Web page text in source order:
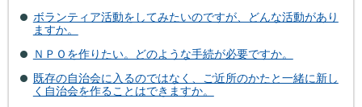
ボランティア活動をしてみたいのですが、どんな活動があり
ますか。
ＮＰＯを作りたい。どのような手続が必要ですか。
既存の自治会に入るのではなく、ご近所のかたと一緒に新し
く自治会を作ることはできますか。